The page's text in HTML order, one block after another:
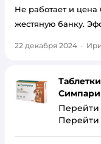
Не работает и цена
жестяную банку.
22 декабря 2024 ·
Перейти
Перейти